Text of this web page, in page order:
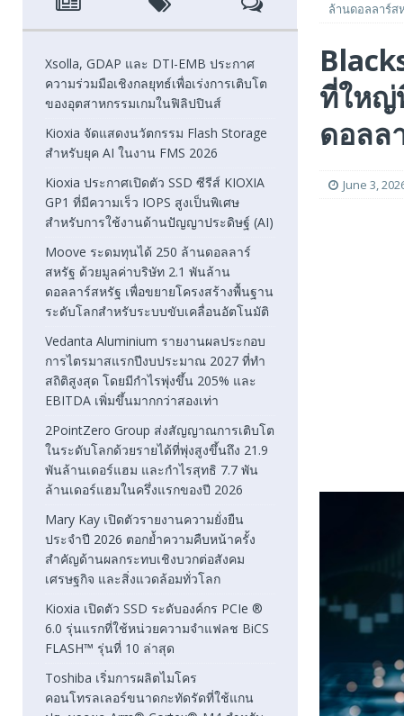
[ August 5, 2026 ] Kioxia ประกาศเปิดตัว SSD ซีรีส์
FEATURED
[ August 5, 2026 ] Moove ระดมทุนได้ 250 ล้านดอลลาร์
[ August 5, 2026 ]
Vedanta Aluminium รายงานผลประ
EBITDA เพิ่มขึ้นมากกว่าสองเท่า
FEATURED
ล้านดอลลาร์ส
ที่ใหญ่
ดอลล
June 3,
Xsolla, GDAP และ DTI-EMB ประกาศ
ความร่วมมือเชิงกลยุทธ์เพื่อเร่งการเติบโต
ของอุตสาหกรรมเกมในฟิลิปปินส์
Kioxia จัดแสดงนวัตกรรม Flash Storage
สำหรับยุค AI ในงาน FMS 2026
Kioxia ประกาศเปิดตัว SSD ซีรีส์ KIOXIA
GP1 ที่มีความเร็ว IOPS สูงเป็นพิเศษ
สำหรับการใช้งานด้านปัญญาประดิษฐ์ (AI)
Moove ระดมทุนได้ 250 ล้านดอลลาร์
สหรัฐ ด้วยมูลค่าบริษัท 2.1 พันล้าน
ดอลลาร์สหรัฐ เพื่อขยายโครงสร้างพื้นฐาน
ระดับโลกสำหรับระบบขับเคลื่อนอัตโนมัติ
Vedanta Aluminium รายงานผลประกอบ
การไตรมาสแรกปีงบประมาณ 2027 ที่ทำ
สถิติสูงสุด โดยมีกำไรพุ่งขึ้น 205% และ
EBITDA เพิ่มขึ้นมากกว่าสองเท่า
2PointZero Group ส่งสัญญาณการเติบโต
ในระดับโลกด้วยรายได้ที่พุ่งสูงขึ้นถึง 21.9
พันล้านเดอร์แฮม และกำไรสุทธิ 7.7 พัน
ล้านเดอร์แฮมในครึ่งแรกของปี 2026
Mary Kay เปิดตัวรายงานความยั่งยืน
ประจำปี 2026 ตอกย้ำความคืบหน้าครั้ง
สำคัญด้านผลกระทบเชิงบวกต่อสังคม
เศรษฐกิจ และสิ่งแวดล้อมทั่วโลก
Kioxia เปิดตัว SSD ระดับองค์กร PCIe ®
6.0 รุ่นแรกที่ใช้หน่วยความจำแฟลช BiCS
FLASH™ รุ่นที่ 10 ล่าสุด
Toshiba เริ่มการผลิตไมโคร
คอนโทรลเลอร์ขนาดกะทัดรัดที่ใช้แกน